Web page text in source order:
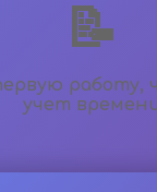
📝
работу,
учет